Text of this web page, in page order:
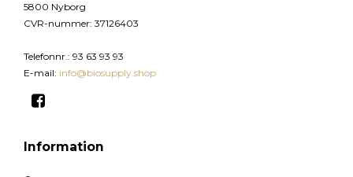
5800 Nyborg
CVR-nummer: 37126403
Telefonnr.: 93 63 93 93
E-mail: info@biosupply.shop
Information